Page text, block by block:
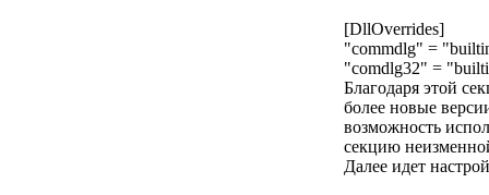
[DllOverrides]
"commdlg" =
"comdlg32" =
Благодаря этой
более новые
возможность
секцию
Далее идет